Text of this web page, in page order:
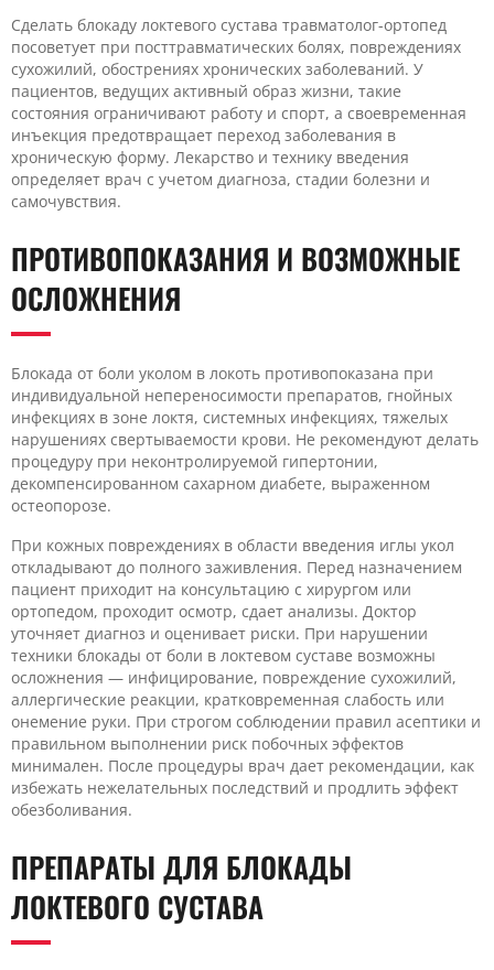
Сделать блокаду локтевого сустава травматолог-ортопед
посоветует при посттравматических болях, повреждениях
сухожилий, обострениях хронических заболеваний. У
пациентов, ведущих активный образ жизни, такие
состояния ограничивают работу и спорт, а своевременная
инъекция предотвращает переход заболевания в
хроническую форму. Лекарство и технику введения
определяет врач с учетом диагноза, стадии болезни и
самочувствия.
ПРОТИВОПОКАЗАНИЯ И ВОЗМОЖНЫЕ
ОСЛОЖНЕНИЯ
Блокада от боли уколом в локоть противопоказана при
индивидуальной непереносимости препаратов, гнойных
инфекциях в зоне локтя, системных инфекциях, тяжелых
нарушениях свертываемости крови. Не рекомендуют делать
процедуру при неконтролируемой гипертонии,
декомпенсированном сахарном диабете, выраженном
остеопорозе.
При кожных повреждениях в области введения иглы укол
откладывают до полного заживления. Перед назначением
пациент приходит на консультацию с хирургом или
ортопедом, проходит осмотр, сдает анализы. Доктор
уточняет диагноз и оценивает риски. При нарушении
техники блокады от боли в локтевом суставе возможны
осложнения — инфицирование, повреждение сухожилий,
аллергические реакции, кратковременная слабость или
онемение руки. При строгом соблюдении правил асептики и
правильном выполнении риск побочных эффектов
минимален. После процедуры врач дает рекомендации, как
избежать нежелательных последствий и продлить эффект
обезболивания.
ПРЕПАРАТЫ ДЛЯ БЛОКАДЫ
ЛОКТЕВОГО СУСТАВА